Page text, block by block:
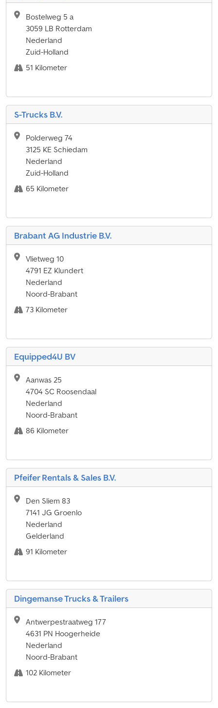
Bostelweg 5 a
3059 LB Rotterdam
Nederland
Zuid-Holland
51 Kilometer
S-Trucks B.V.
Polderweg 74
3125 KE Schiedam
Nederland
Zuid-Holland
65 Kilometer
Brabant AG Industrie B.V.
Vlietweg 10
4791 EZ Klundert
Nederland
Noord-Brabant
73 Kilometer
Equipped4U BV
Aanwas 25
4704 SC Roosendaal
Nederland
Noord-Brabant
86 Kilometer
Pfeifer Rentals & Sales B.V.
Den Sliem 83
7141 JG Groenlo
Nederland
Gelderland
91 Kilometer
Dingemanse Trucks & Trailers
Antwerpestraatweg 177
4631 PN Hoogerheide
Nederland
Noord-Brabant
102 Kilometer